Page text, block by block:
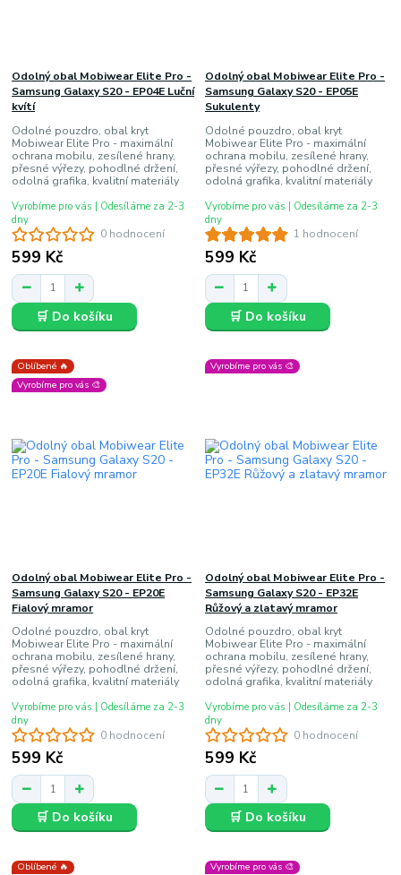
0 hodnocení
Odolný obal Mobiwear Elite Pro -
Samsung Galaxy S20 - EP04E Luční
kvítí
Odolné pouzdro, obal kryt
Mobiwear Elite Pro - maximální
ochrana mobilu, zesílené hrany,
přesné výřezy, pohodlné držení,
odolná grafika, kvalitní materiály
599 Kč
Vyrobíme pro vás | Odesíláme za 2-3
dny
🛒 Do košíku
1 hodnocení
Odolný obal Mobiwear Elite Pro -
Samsung Galaxy S20 - EP05E
Sukulenty
Odolné pouzdro, obal kryt
Mobiwear Elite Pro - maximální
ochrana mobilu, zesílené hrany,
přesné výřezy, pohodlné držení,
odolná grafika, kvalitní materiály
599 Kč
Vyrobíme pro vás | Odesíláme za 2-3
dny
🛒 Do košíku
Oblíbené 🔥
Vyrobíme pro vás 🎨
0 hodnocení
Odolný obal Mobiwear Elite Pro -
Samsung Galaxy S20 - EP20E
Fialový mramor
Odolné pouzdro, obal kryt
Mobiwear Elite Pro - maximální
ochrana mobilu, zesílené hrany,
přesné výřezy, pohodlné držení,
odolná grafika, kvalitní materiály
599 Kč
Vyrobíme pro vás | Odesíláme za 2-3
dny
🛒 Do košíku
Vyrobíme pro vás 🎨
0 hodnocení
Odolný obal Mobiwear Elite Pro -
Samsung Galaxy S20 - EP32E
Růžový a zlatavý mramor
Odolné pouzdro, obal kryt
Mobiwear Elite Pro - maximální
ochrana mobilu, zesílené hrany,
přesné výřezy, pohodlné držení,
odolná grafika, kvalitní materiály
599 Kč
Vyrobíme pro vás | Odesíláme za 2-3
dny
🛒 Do košíku
Oblíbené 🔥
Vyrobíme pro vás 🎨